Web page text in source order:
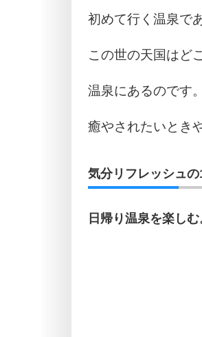
初めて行く温泉で
この世の天国はど
温泉にあるのです。
癒やされたいとき
気分リフレッシュの
日帰り温泉を楽しむ